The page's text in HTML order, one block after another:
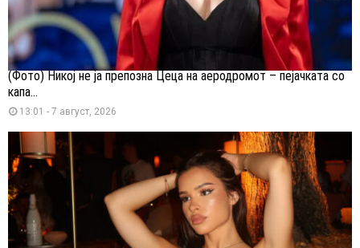
(Фото) Никој не ја препозна Цеца на аеродромот – пејачката со
капа...
13:01 - 7 август, 2026